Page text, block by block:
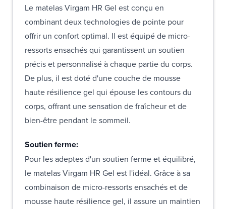
Le matelas Virgam HR Gel est conçu en
combinant deux technologies de pointe pour
offrir un confort optimal. Il est équipé de micro-
ressorts ensachés qui garantissent un soutien
précis et personnalisé à chaque partie du corps.
De plus, il est doté d'une couche de mousse
haute résilience gel qui épouse les contours du
corps, offrant une sensation de fraîcheur et de
bien-être pendant le sommeil.
Soutien ferme:
Pour les adeptes d'un soutien ferme et équilibré,
le matelas Virgam HR Gel est l'idéal. Grâce à sa
combinaison de micro-ressorts ensachés et de
mousse haute résilience gel, il assure un maintien